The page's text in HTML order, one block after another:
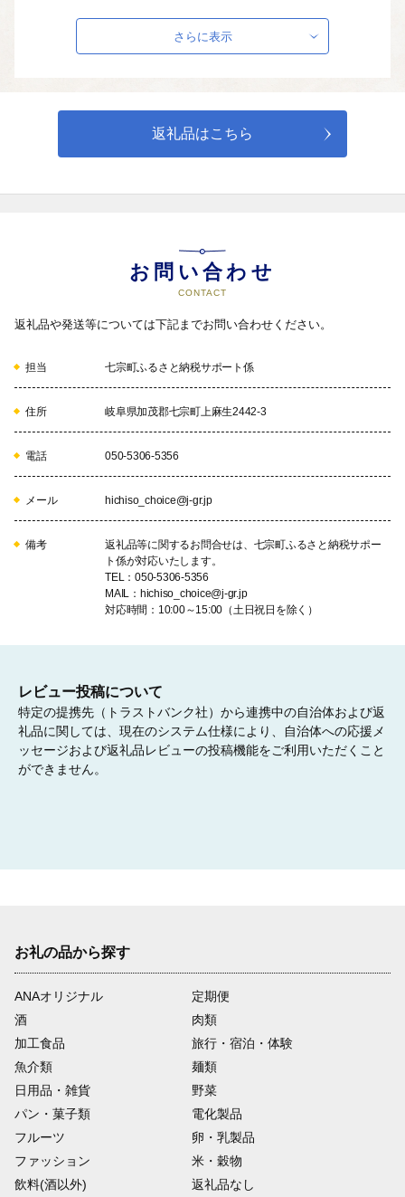
生きがいと笑顔で健康なまちづくり
健康増進
みんなでこどもを育むまちづくり
05
地域資源と産業を活かすまちづくり
商工業・観光振興
地域資源ビジネス推進・循環型社会推進
雇用創出・労働者福祉
参画協働で持続可能なまちづくり
町民参画の促進・地域コミュニティ
シティプロモーション
行財政運営・広域連携
公共施設マネジメント
さらに表示
返礼品はこちら
お問い合わせ
CONTACT
返礼品や発送等については下記までお問い合わせください。
担当 七宗町ふるさと納税サポート係
住所 岐阜県加茂郡七宗町上麻生2442-3
電話 050-5306-5356
メール hichiso_choice@j-gr.jp
備考
返礼品等に関するお問合せは、七宗町ふるさと納税サポー
ト係が対応いたします。
TEL：050-5306-5356
MAIL：hichiso_choice@j-gr.jp
対応時間：10:00～15:00（土日祝日を除く）
レビュー投稿について
特定の提携先（トラストバンク社）から連携中の自治体および返
礼品に関しては、現在のシステム仕様により、自治体への応援メ
ッセージおよび返礼品レビューの投稿機能をご利用いただくこと
ができません。
お礼の品から探す
ANAオリジナル
定期便
酒
肉類
加工食品
旅行・宿泊・体験
魚介類
麺類
日用品・雑貨
野菜
パン・菓子類
電化製品
フルーツ
卵・乳製品
ファッション
米・穀物
飲料(酒以外)
返礼品なし